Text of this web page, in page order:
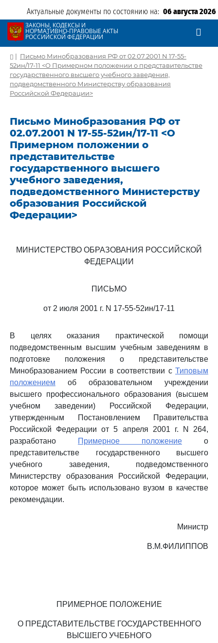
Актуальные документы по состоянию на: 06 августа 2026
ЗАКОНЫ, КОДЕКСЫ И
НОРМАТИВНО-ПРАВОВЫЕ АКТЫ
РОССИЙСКОЙ ФЕДЕРАЦИИ
| Письмо Минобразования РФ от 02.07.2001 N 17-55-
52ин/17-11 <О Примерном положении о представительстве
государственного высшего учебного заведения,
подведомственного Министерству образования
Российской Федерации>
Письмо Минобразования РФ от
02.07.2001 N 17-55-52ин/17-11 <О
Примерном положении о
представительстве
государственного высшего
учебного заведения,
подведомственного Министерству
образования Российской
Федерации>
МИНИСТЕРСТВО ОБРАЗОВАНИЯ РОССИЙСКОЙ
ФЕДЕРАЦИИ
ПИСЬМО
от 2 июля 2001 г. N 17-55-52ин/17-11
В целях оказания практической помощи
подведомственным высшим учебным заведениям в
подготовке положения о представительстве
Минобразованием России в соответствии с Типовым
положением об образовательном учреждении
высшего профессионального образования (высшем
учебном заведении) Российской Федерации,
утвержденным Постановлением Правительства
Российской Федерации от 5 апреля 2001 г. N 264,
разработано
Примерное положение о
представительстве государственного высшего
учебного заведения, подведомственного
Министерству образования Российской Федерации,
которое может быть использовано вузом в качестве
рекомендации.
Министр
В.М.ФИЛИППОВ
ПРИМЕРНОЕ ПОЛОЖЕНИЕ
О ПРЕДСТАВИТЕЛЬСТВЕ ГОСУДАРСТВЕННОГО
ВЫСШЕГО УЧЕБНОГО